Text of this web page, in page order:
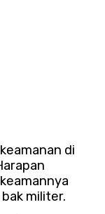
di
militer.